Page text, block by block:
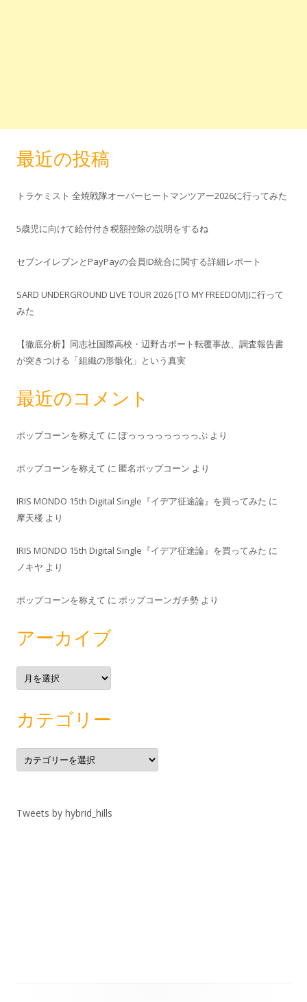
最近の投稿
トラケミスト 全焼戦隊オーバーヒートマンツアー2026に行ってみた
5歳児に向けて給付付き税額控除の説明をするね
セブンイレブンとPayPayの会員ID統合に関する詳細レポート
SARD UNDERGROUND LIVE TOUR 2026 [TO MY FREEDOM]に行って
みた
【徹底分析】同志社国際高校・辺野古ボート転覆事故、調査報告書
が突きつける「組織の形骸化」という真実
最近のコメント
ポップコーンを称えて に ぽっっっっっっっっぷ より
ポップコーンを称えて に 匿名ポップコーン より
IRIS MONDO 15th Digital Single『イデア征途論』を買ってみた に
摩天楼 より
IRIS MONDO 15th Digital Single『イデア征途論』を買ってみた に
ノキヤ より
ポップコーンを称えて に ポップコーンガチ勢 より
アーカイブ
ア
ー
カ
カテゴリー
カ
テ
ゴ
Tweets by hybrid_hills